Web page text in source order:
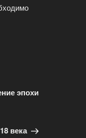
эпохи
века